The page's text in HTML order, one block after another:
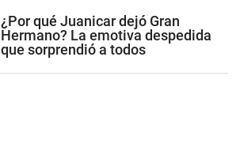
¿Por qué Juanicar dejó Gran
Hermano? La emotiva despedida
que sorprendió a todos